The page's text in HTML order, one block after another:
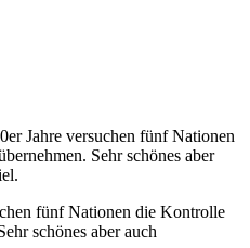
Jahre versuchen fünf Nationen
Sehr schönes aber
fünf Nationen die Kontrolle
schönes aber auch